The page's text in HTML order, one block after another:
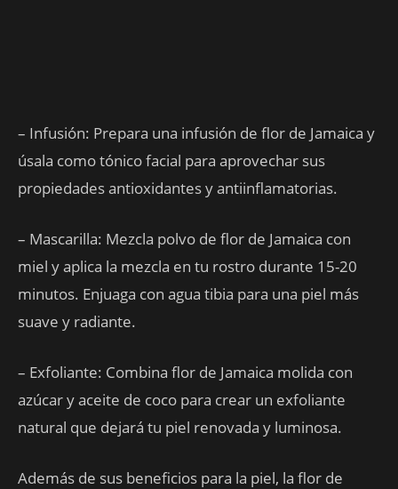
– Infusión: Prepara una infusión de flor de Jamaica y
úsala como tónico facial para aprovechar sus
propiedades antioxidantes y antiinflamatorias.
– Mascarilla: Mezcla polvo de flor de Jamaica con
miel y aplica la mezcla en tu rostro durante 15-20
minutos. Enjuaga con agua tibia para una piel más
suave y radiante.
– Exfoliante: Combina flor de Jamaica molida con
azúcar y aceite de coco para crear un exfoliante
natural que dejará tu piel renovada y luminosa.
Además de sus beneficios para la piel, la flor de